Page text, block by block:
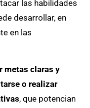
las habilidades
desarrollar, en
en las
metas claras y
o realizar
, que potencian